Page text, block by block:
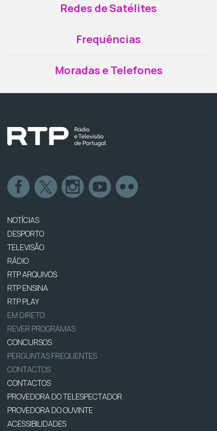
Redes de Satélites
Frequências
Moradas e Telefones
NOTÍCIAS
DESPORTO
TELEVISÃO
RÁDIO
RTP ARQUIVOS
RTP ENSINA
RTP PLAY
EM DIRETO
REVER PROGRAMAS
CONCURSOS
PERGUNTAS FREQUENTES
CONTACTOS
CONTACTOS
PROVEDORA DO TELESPECTADOR
PROVEDORA DO OUVINTE
ACESSIBILIDADES